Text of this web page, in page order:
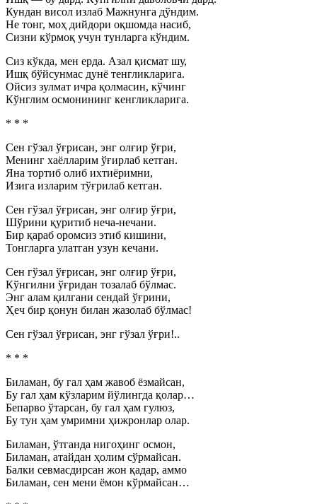
Кундан висол излаб Мажнунга дўндим.
Не тонг, моҳ дийдори оқшомда насиб,
Сизни кўрмоқ учун тунларга кўндим.
Сиз кўкда, мен ерда. Азал қисмат шу,
Ишқ бўйсунмас дунё тенгликларига.
Ойсиз зулмат ичра қолмасин, кўчинг
Кўнглим осмонининг кенгликларига.
* * *
Сен гўзал ўғрисан, энг олғир ўғри,
Менинг хаёлларим ўғирлаб кетган.
Яна тортиб олиб ихтиёримни,
Изига изларим тўғрилаб кетган.
Сен гўзал ўғрисан, энг олғир ўғри,
Шўрини қуритиб неча-нечани.
Бир қараб оромсиз этиб кишини,
Тонгларга улатган узун кечани.
Сен гўзал ўғрисан, энг олғир ўғри,
Кўнгилни ўғридан тозалаб бўлмас.
Энг алам қилгани сендай ўғрини,
Ҳеч бир қонун билан жазолаб бўлмас!
Сен гўзал ўғрисан, энг гўзал ўғри!..
* * *
Биламан, бу гал ҳам жавоб ёзмайсан,
Бу гал ҳам кўзларим йўлингда қолар…
Бепарво ўтарсан, бу гал ҳам гулюз,
Бу тун ҳам умримни ҳижронлар олар.
Биламан, ўтганда нигоҳинг осмон,
Биламан, атайдан ҳолим сўрмайсан.
Балки севмасдирсан жон қадар, аммо
Биламан, сен мени ёмон кўрмайсан…